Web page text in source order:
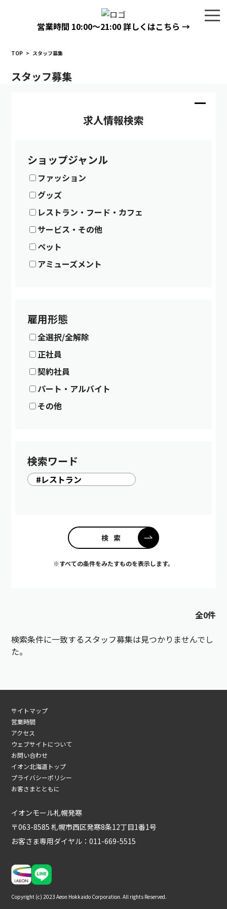
営業時間 10:00〜21:00詳しくはこちら →
TOP > スタッフ募集
スタッフ募集
求人情報検索
ショップジャンル
ファッション
グッズ
レストラン・フード・カフェ
サービス・その他
ペット
アミューズメント
雇用形態
全選択/全解除
正社員
契約社員
パート・アルバイト
その他
検索ワード
※すべての条件をみたすものを表示します。
全0件
検索条件に一致するスタッフ募集は見つかりませんでし
た。
サイトマップ
営業時間
アクセス
ウェブサイトについて
お問い合わせ
イオン北海道トップ
プライバシーポリシー
お客さまとともに
イオンモール札幌発寒
〒063-8585 札幌市西区発寒8条12丁目1番1号
お客さま専用ダイヤル：011-669-5515
Copyright (c) 2023 Aeon Hokkaido Corporation. All rights Reserved.